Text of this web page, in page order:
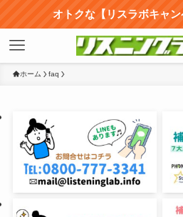
オトクな【リスラボキャン
ホーム faq